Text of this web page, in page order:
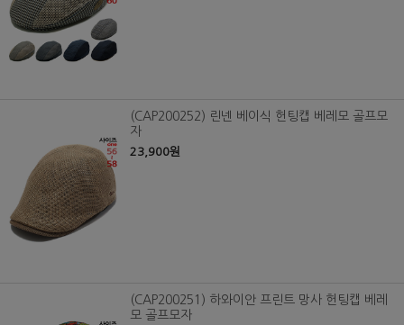
(CAP200252) 린넨 베이식 헌팅캡 베레모 골프모
자
23,900원
(CAP200251) 하와이안 프린트 망사 헌팅캡 베레
모 골프모자